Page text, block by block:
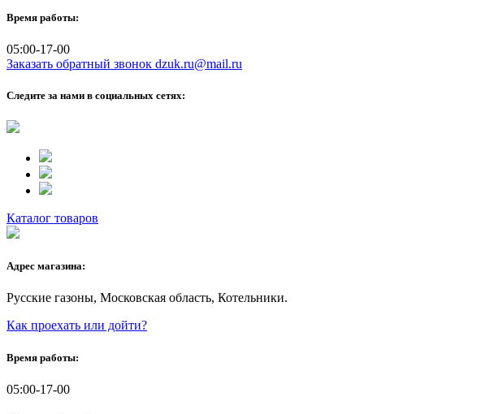
Время работы:
05:00-17-00
Заказать обратный звонок dzuk.ru@mail.ru
Следите за нами в социальных сетях:
Каталог товаров
Адрес магазина:
Русские газоны, Московская область, Котельники.
Как проехать или дойти?
Время работы:
05:00-17-00